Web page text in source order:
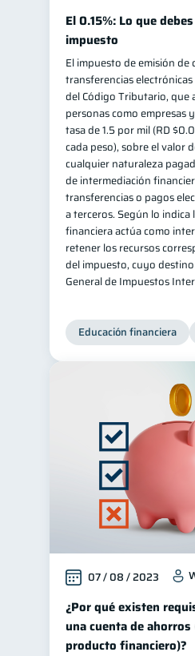
El 0.15%: Lo que
impuesto
El impuesto de emisión
transferencias
del Código Tributario, que
personas como empresas
tasa de 1.5 por mil (RD
cada peso), sobre el valor
cualquier naturaleza
de intermediación
transferencias o pagos
a terceros. Según lo indica
financiera actúa como
retener los recursos
del impuesto, cuyo
General de Impuestos
Educación financiera
07 / 08 / 2023
¿Por qué existen
una cuenta de
producto financiero)?